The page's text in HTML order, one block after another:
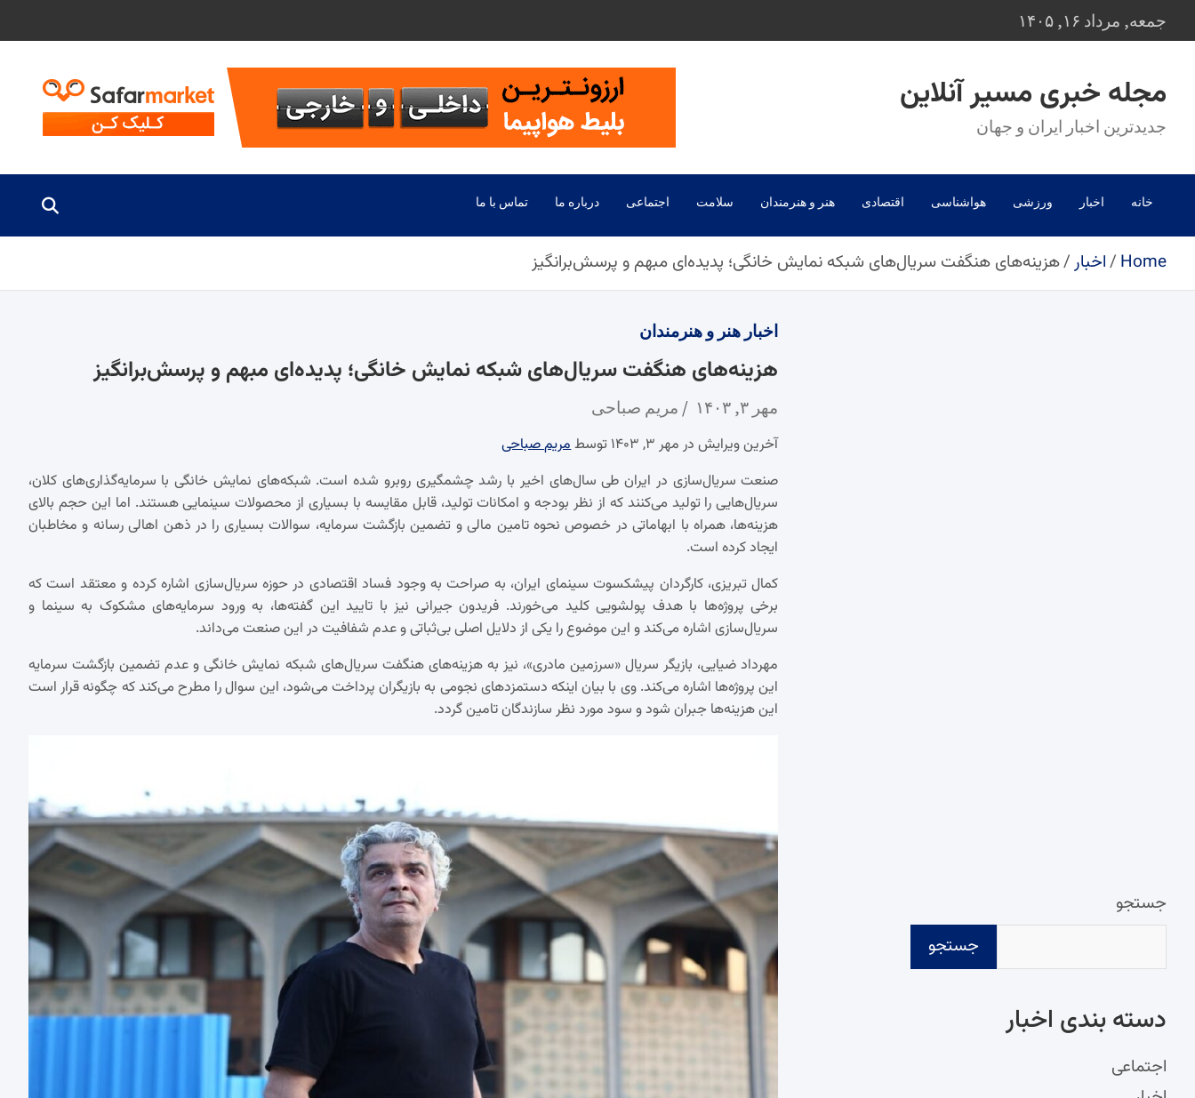
to
جمعه, مرداد ۱۶, ۱۴۰۵
مجله خبری مسیر آنلاین
جدیدترین اخبار ایران و جهان
خانه اخبار ورزشی هواشناسی اقتصادی هنر و هنرمندان سلامت اجتماعی درباره ما تماس با ما
Home اخبار هزینه‌های هنگفت سریال‌های شبکه نمایش خانگی؛ پدیده‌ای مبهم و پرسش‌برانگیز
اخبار هنر و هنرمندان
هزینه‌های هنگفت سریال‌های شبکه نمایش خانگی؛ پدیده‌ای مبهم و پرسش‌برانگیز
مهر ۳, ۱۴۰۳ مریم صباحی
آخرین ویرایش در مهر ۳, ۱۴۰۳ توسط
مریم صباحی
صنعت سریال‌سازی در ایران طی سال‌های اخیر با رشد چشمگیری روبرو شده است. شبکه‌های نمایش خانگی با سرمایه‌گذاری‌های کلان،
سریال‌هایی را تولید می‌کنند که از نظر بودجه و امکانات تولید، قابل مقایسه با بسیاری از محصولات سینمایی هستند. اما این حجم بالای
هزینه‌ها، همراه با ابهاماتی در خصوص نحوه تامین مالی و تضمین بازگشت سرمایه، سوالات بسیاری را در ذهن اهالی رسانه و مخاطبان
ایجاد کرده است.
کمال تبریزی، کارگردان پیشکسوت سینمای ایران، به صراحت به وجود فساد اقتصادی در حوزه سریال‌سازی اشاره کرده و معتقد است که
برخی پروژه‌ها با هدف پولشویی کلید می‌خورند. فریدون جیرانی نیز با تایید این گفته‌ها، به ورود سرمایه‌های مشکوک به سینما و
سریال‌سازی اشاره می‌کند و این موضوع را یکی از دلایل اصلی بی‌ثباتی و عدم شفافیت در این صنعت می‌داند.
مهرداد ضیایی، بازیگر سریال «سرزمین مادری»، نیز به هزینه‌های هنگفت سریال‌های شبکه نمایش خانگی و عدم تضمین بازگشت سرمایه
این پروژه‌ها اشاره می‌کند. وی با بیان اینکه دستمزدهای نجومی به بازیگران پرداخت می‌شود، این سوال را مطرح می‌کند که چگونه قرار است
این هزینه‌ها جبران شود و سود مورد نظر سازندگان تامین گردد.
جستجو
جستجو
دسته‌ بندی اخبار
اجتماعی